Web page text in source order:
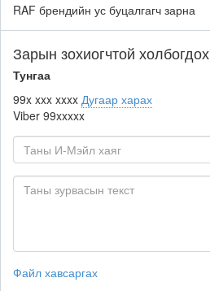
RAF брендийн ус буцалгагч зарна
Зарын зохиогчтой холбогдох
Тунгаа
99x xxx xxxx Дугаар харах
Viber 99xxxxx
Файл хавсаргах